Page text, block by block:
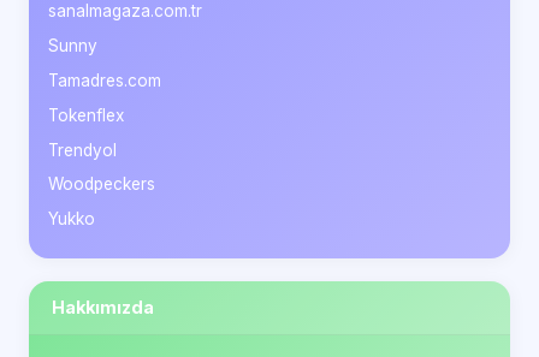
sanalmagaza.com.tr
Sunny
Tamadres.com
Tokenflex
Trendyol
Woodpeckers
Yukko
Hakkımızda